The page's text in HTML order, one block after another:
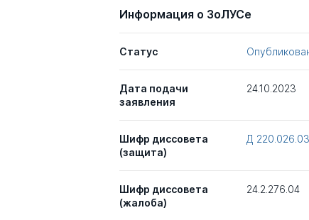
Информация о ЗоЛУСе
Статус
Дата подачи
заявления
24.10.2023
Шифр диссовета
(защита)
Д 220.026.03
Шифр диссовета
(жалоба)
24.2.276.04